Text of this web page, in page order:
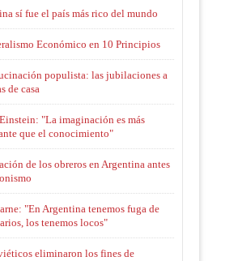
sí fue el país más rico del mundo
Económico en 10 Principios
populista: las jubilaciones a
de casa
"La imaginación es más
que el conocimiento"
de los obreros en Argentina antes
"En Argentina tenemos fuga de
los tenemos locos"
eliminaron los fines de